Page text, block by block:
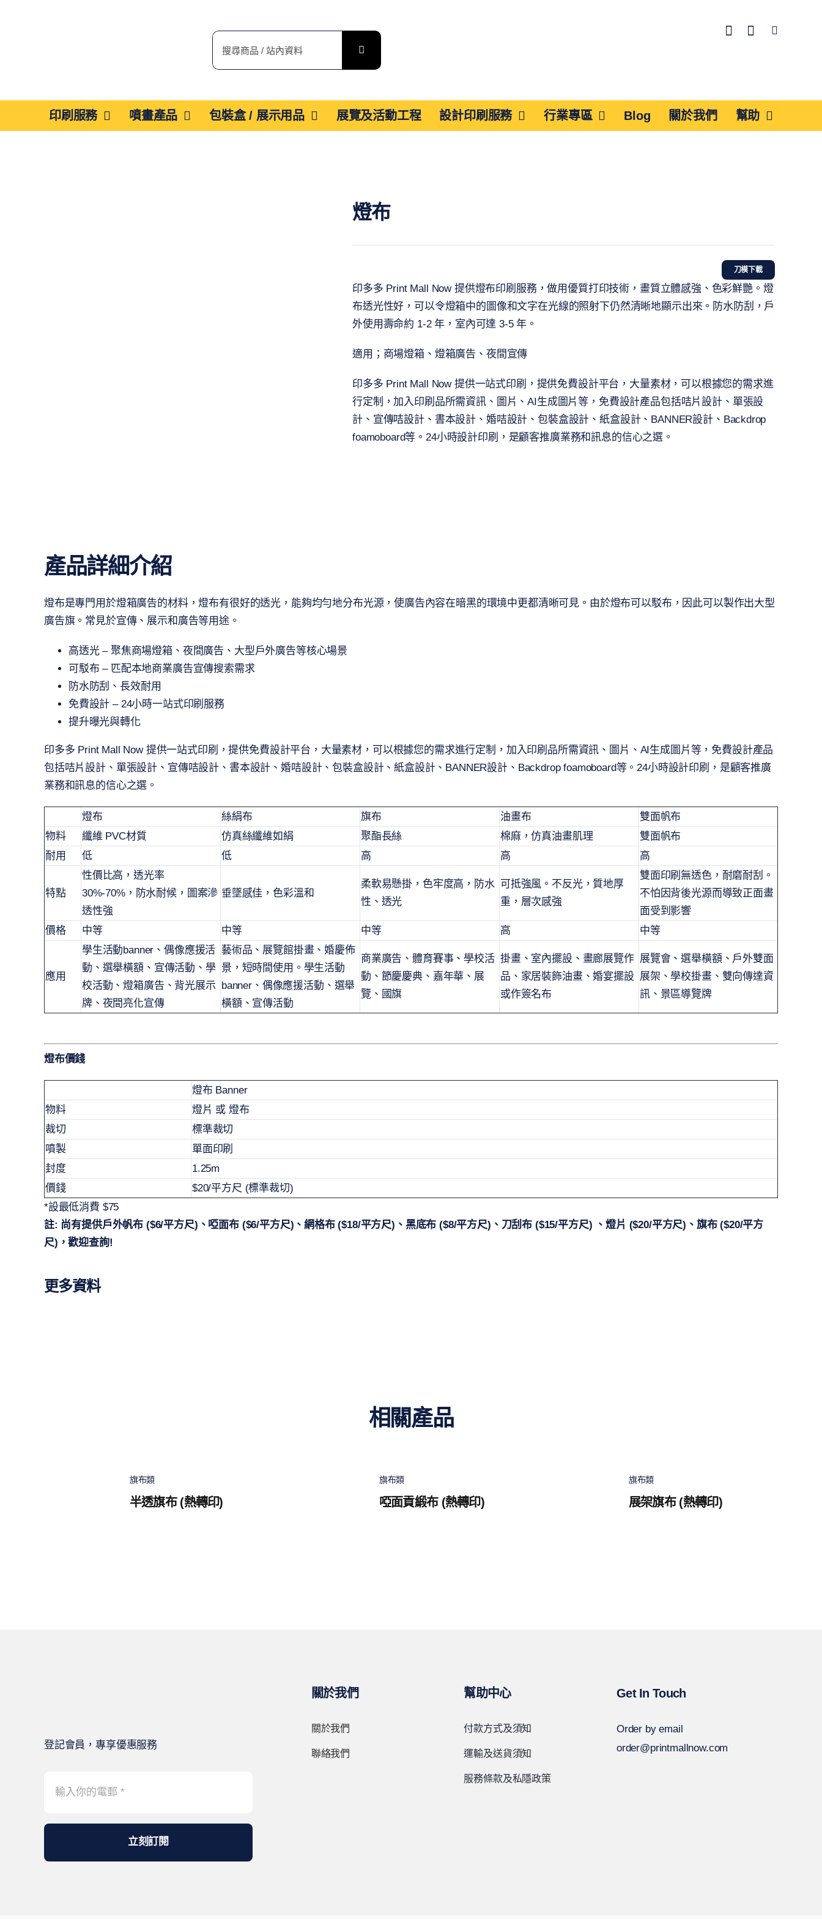
搜
印刷服務 噴畫產品 包裝盒 / 展示用品 展覽及活動工程 設計印刷服務 行業專區 Blog 關於我們 幫助
燈布
刀模下載
印多多 Print Mall Now 提供燈布印刷服務，做用優質打印技術，畫質立體感強、色彩鮮艷。燈
布透光性好，可以令燈箱中的圖像和文字在光線的照射下仍然清晰地顯示出來。防水防刮，戶
外使用壽命約 1-2 年，室內可達 3-5 年。
適用；商場燈箱、燈箱廣告、夜間宣傳
印多多 Print Mall Now 提供一站式印刷，提供免費設計平台，大量素材，可以根據您的需求進
行定制，加入印刷品所需資訊、圖片、AI生成圖片等，免費設計產品包括咭片設計、單張設
計、宣傳咭設計、書本設計、婚咭設計、包裝盒設計、紙盒設計、BANNER設計、Backdrop
foamoboard等。24小時設計印刷，是顧客推廣業務和訊息的信心之選。
產品詳細介紹
燈布是專門用於燈箱廣告的材料，燈布有很好的透光，能夠均勻地分布光源，使廣告內容在暗黑的環境中更都清晰可見。由於燈布可以駁布，因此可以製作出大型
廣告旗。常見於宣傳、展示和廣告等用途。
高透光 – 聚焦商場燈箱、夜間廣告、大型戶外廣告等核心場景
可駁布 – 匹配本地商業廣告宣傳搜索需求
防水防刮、長效耐用
免費設計 – 24小時一站式印刷服務
提升曝光與轉化
印多多 Print Mall Now 提供一站式印刷，提供免費設計平台，大量素材，可以根據您的需求進行定制，加入印刷品所需資訊、圖片、AI生成圖片等，免費設計產品
包括咭片設計、單張設計、宣傳咭設計、書本設計、婚咭設計、包裝盒設計、紙盒設計、BANNER設計、Backdrop foamoboard等。24小時設計印刷，是顧客推廣
業務和訊息的信心之選。
燈布 絲絹布 旗布 油畫布
雙面帆布
物料
纖維 PVC材質 仿真絲纖維如絹 聚酯長絲 棉麻，仿真油畫肌理
雙面帆布
耐用
低 低 高 高 高
特點
性價比高，透光率
30%-70%，防水耐候，圖案滲
透性強
垂墜感佳，色彩溫和
柔軟易懸掛，色牢度高，防水
性、透光
可抵強風。不反光，質地厚
重，層次感強
雙面印刷無透色，耐磨耐刮。
不怕因背後光源而導致正面畫
面受到影響
價格
中等 中等 中等 高 中等
應用
學生活動banner、偶像應援活
動、選舉橫額、宣傳活動、學
校活動、燈箱廣告、背光展示
牌、夜間亮化宣傳
藝術品、展覽館掛畫、婚慶佈
景，短時間使用。學生活動
banner、偶像應援活動、選舉
橫額、宣傳活動
商業廣告、體育賽事、學校活
動、節慶慶典、嘉年華、展
覽、國旗
掛畫、室內擺設、畫廊展覽作
品、家居裝飾油畫、婚宴擺設
或作簽名布
展覽會、選舉橫額、戶外雙面
展架、學校掛畫、雙向傳達資
訊、景區導覽牌
燈布價錢
燈布 Banner
物料
燈片 或 燈布
裁切
標準裁切
噴製
單面印刷
封度
1.25m
價錢
$20/平方尺 (標準裁切)
*設最低消費 $75
註: 尚有提供戶外帆布 ($6/平方尺)、啞面布 ($6/平方尺)、網格布 ($18/平方尺)、黑底布 ($8/平方尺)、刀刮布 ($15/平方尺) 、燈片 ($20/平方尺)、旗布 ($20/平方
尺)，歡迎查詢!
更多資料
相關產品
旗布類
半透旗布 (熱轉印)
旗布類
啞面貢緞布 (熱轉印)
旗布類
展架旗布 (熱轉印)
登記會員，專享優惠服務
立刻訂閱
關於我們
關於我們
聯絡我們
幫助中心
付款方式及須知
運輸及送貨須知
服務條款及私隱政策
Get In Touch
Order by email
order@printmallnow.com